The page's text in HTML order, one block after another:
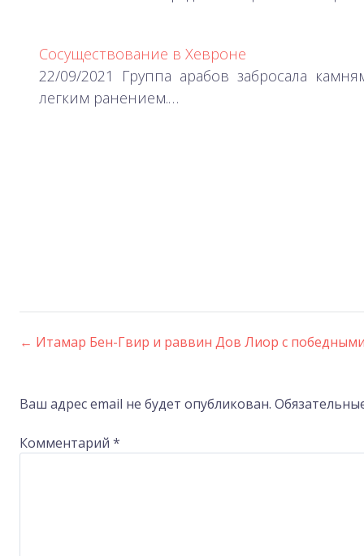
Сосуществование в Хевроне
22/09/2021 Группа арабов забросала
легким ранением.…
Post
navigation
← Итамар Бен-Гвир и раввин Дов Лиор с
Ваш адрес email не будет опубликован.
Комментарий *